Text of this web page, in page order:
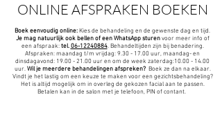
ONLINE AFSPRAKEN BOEKEN
Boek eenvoudig online:Kies de behandeling en de gewenste dag en tijd.
Je mag natuurlijk ook bellen of een WhatsApp sturenvoor meer info of
een afspraak:tel.06-12240884. Behandeltijden zijn bij benadering.
Afspraken: maandag t/m vrijdag:9.30 - 17.00uur, maandag- en
dinsdagavond: 19.00 - 21.00uur en om de week zaterdag:10.00 - 14.00
uur.Wil je meerdere behandelingen afspreken? Boek ze dan na elkaar.
Vindt je het lastig om een keuze te maken voor een gezichtsbehandeling?
Het is altijd mogelijk om in overleg de gekozen facial aan te passen.
Betalen kan in de salon met je telefoon, PIN of contant.